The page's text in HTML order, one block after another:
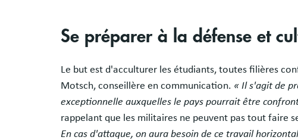
Se préparer à la défense et
Le but est d'acculturer les étudiants, toutes filières
Motsch, conseillère en communication. « Il s'agit de
exceptionnelle auxquelles le pays pourrait être
rappelant que les militaires ne peuvent pas tout faire
En cas d'attaque, on aura besoin de ce travail